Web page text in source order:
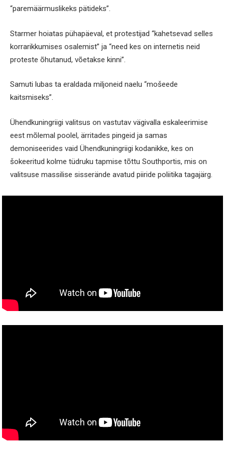
“paremäärmuslikeks pätideks”.
Starmer hoiatas pühapäeval, et protestijad “kahetsevad selles
korrarikkumises osalemist” ja “need kes on internetis neid
proteste õhutanud, võetakse kinni”.
Samuti lubas ta eraldada miljoneid naelu “mošeede
kaitsmiseks”.
Ühendkuningriigi valitsus on vastutav vägivalla eskaleerimise
eest mõlemal poolel, ärritades pingeid ja samas
demoniseerides vaid Ühendkuningriigi kodanikke, kes on
šokeeritud kolme tüdruku tapmise tõttu Southportis, mis on
valitsuse massilise sisserände avatud piiride poliitika tagajärg.